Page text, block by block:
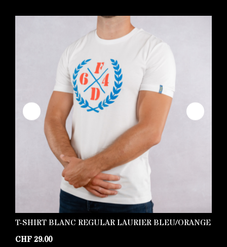
T-SHIRT BLANC REGULAR LAURIER BLEU/ORANGE
CHF29.00